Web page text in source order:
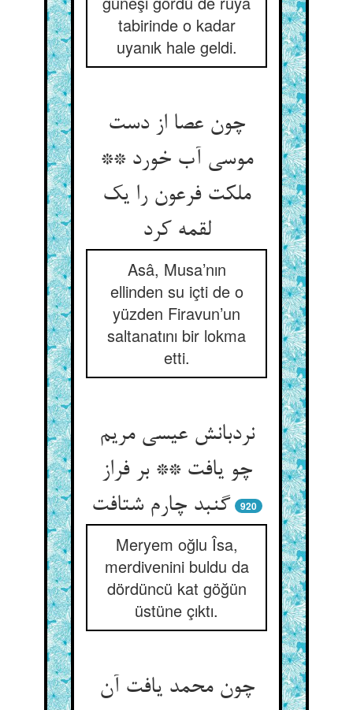
tabirinde o kadar
uyanık hale geldi.
چون عصا از دست
موسی آب خورد **
ملکت فرعون را یک
لقمه کرد
Asâ, Musa’nın
ellinden su içti de o
yüzden Firavun’un
saltanatını bir lokma
etti.
نردبانش عیسی مریم
چو یافت ** بر فراز
گنبد چارم شتافت‏
920
Meryem oğlu Îsa,
merdivenini buldu da
dördüncü kat göğün
üstüne çıktı.
چون محمد یافت آن